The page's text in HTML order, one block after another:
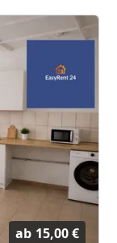
ab 15,00 €